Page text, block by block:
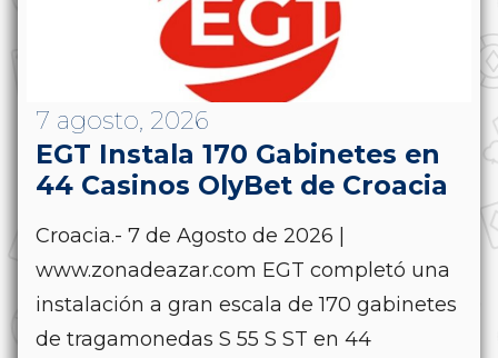
7 agosto, 2026
EGT Instala 170 Gabinetes en
44 Casinos OlyBet de Croacia
Croacia.- 7 de Agosto de 2026 |
www.zonadeazar.com EGT completó una
instalación a gran escala de 170 gabinetes
de tragamonedas S 55 S ST en 44